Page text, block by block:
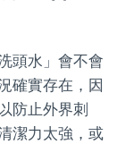
頭水」會不會
確實存在，因
防止外界刺
潔力太強，或